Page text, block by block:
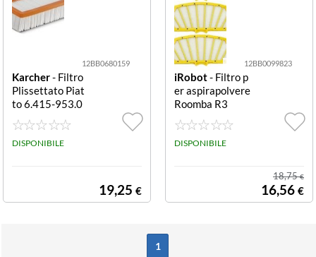
12BB0680159
Karcher- Filtro
Plissettato Piat
to 6.415-953.0
Filtro plissettat
o piatto per cen
eri e polvere per
DISPONIBILE
19,25 €
12BB0099823
iRobot- Filtro p
er aspirapolvere
Roomba R3
DISPONIBILE
18,75€
16,56 €
1